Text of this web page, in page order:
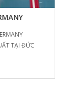
TẠI ĐỨC